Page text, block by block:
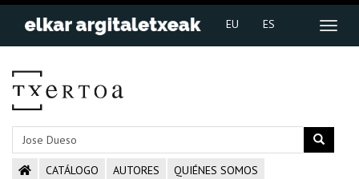
EU ES
CATÁLOGO AUTORES QUIÉNES SOMOS